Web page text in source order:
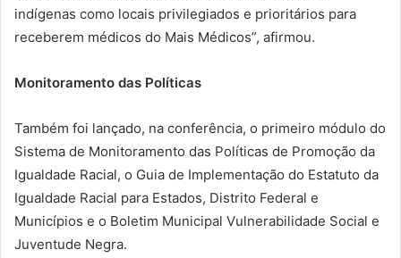
indígenas como locais privilegiados e prioritários para
receberem médicos do Mais Médicos”, afirmou.
Monitoramento das Políticas
Também foi lançado, na conferência, o primeiro módulo do
Sistema de Monitoramento das Políticas de Promoção da
Igualdade Racial, o Guia de Implementação do Estatuto da
Igualdade Racial para Estados, Distrito Federal e
Municípios e o Boletim Municipal Vulnerabilidade Social e
Juventude Negra.